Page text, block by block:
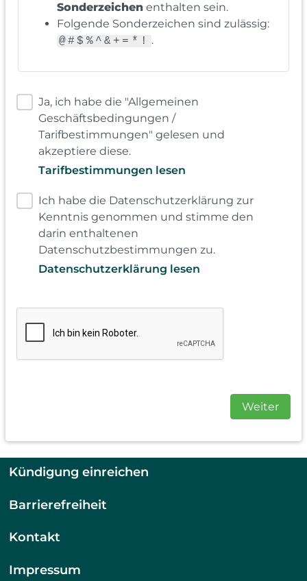
Sonderzeichen enthalten sein.
Folgende Sonderzeichen sind zulässig:
@#$%^&+=*! .
Ja, ich habe die "Allgemeinen
Geschäftsbedingungen /
Tarifbestimmungen" gelesen und
akzeptiere diese.
Tarifbestimmungen lesen
Ich habe die Datenschutzerklärung zur
Kenntnis genommen und stimme den
darin enthaltenen
Datenschutzbestimmungen zu.
Datenschutzerklärung lesen
Weiter
Kündigung einreichen
Barrierefreiheit
Kontakt
Impressum